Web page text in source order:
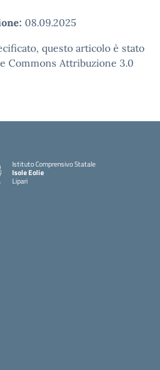
08.09.2025
questo articolo è stato
Commons Attribuzione 3.0
Istituto Comprensivo Statale
Isole Eolie
Lipari